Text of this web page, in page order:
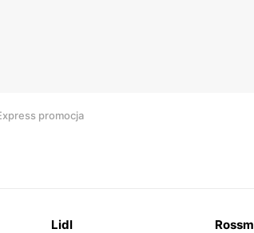
promocja
Lidl